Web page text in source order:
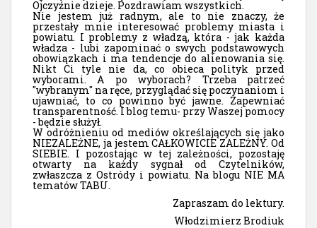
Ojczyźnie dzieje. Pozdrawiam wszystkich.
Nie jestem już radnym, ale to nie znaczy, że
przestały mnie interesować problemy miasta i
powiatu. I problemy z władzą, która - jak każda
władza - lubi zapominać o swych podstawowych
obowiązkach i ma tendencje do alienowania się.
Nikt Ci tyle nie da, co obieca polityk przed
wyborami. A po wyborach? Trzeba patrzeć
"wybranym" na ręce, przyglądać się poczynaniom i
ujawniać, to co powinno być jawne. Zapewniać
transparentność. I blog temu- przy Waszej pomocy
- będzie służył.
W odróżnieniu od mediów określających się jako
NIEZALEŻNE, ja jestem CAŁKOWICIE ZALEŻNY. Od
SIEBIE. I pozostając w tej zależności, pozostaję
otwarty na każdy sygnał od Czytelników,
zwłaszcza z Ostródy i powiatu. Na blogu NIE MA
tematów TABU.
Zapraszam do lektury.
Włodzimierz Brodiuk